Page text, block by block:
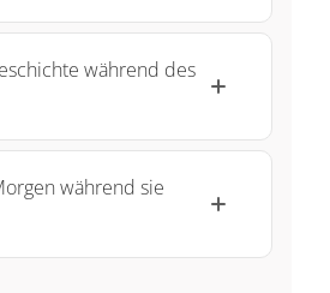
während des
während sie